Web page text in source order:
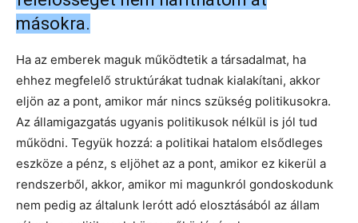
másokra.
Ha az emberek maguk működtetik a társadalmat, ha
ehhez megfelelő struktúrákat tudnak kialakítani, akkor
eljön az a pont, amikor már nincs szükség politikusokra.
Az államigazgatás ugyanis politikusok nélkül is jól tud
működni. Tegyük hozzá: a politikai hatalom elsődleges
eszköze a pénz, s eljöhet az a pont, amikor ez kikerül a
rendszerből, akkor, amikor mi magunkról gondoskodunk
nem pedig az általunk lerótt adó elosztásából az állam